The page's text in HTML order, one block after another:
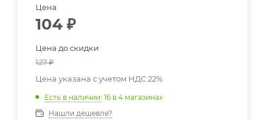
Цена
104 ₽
Цена до скидки
127₽
Цена указана с учетом НДС 22%
Есть в наличии: 16 в 4 магазинах
Нашли дешевле?